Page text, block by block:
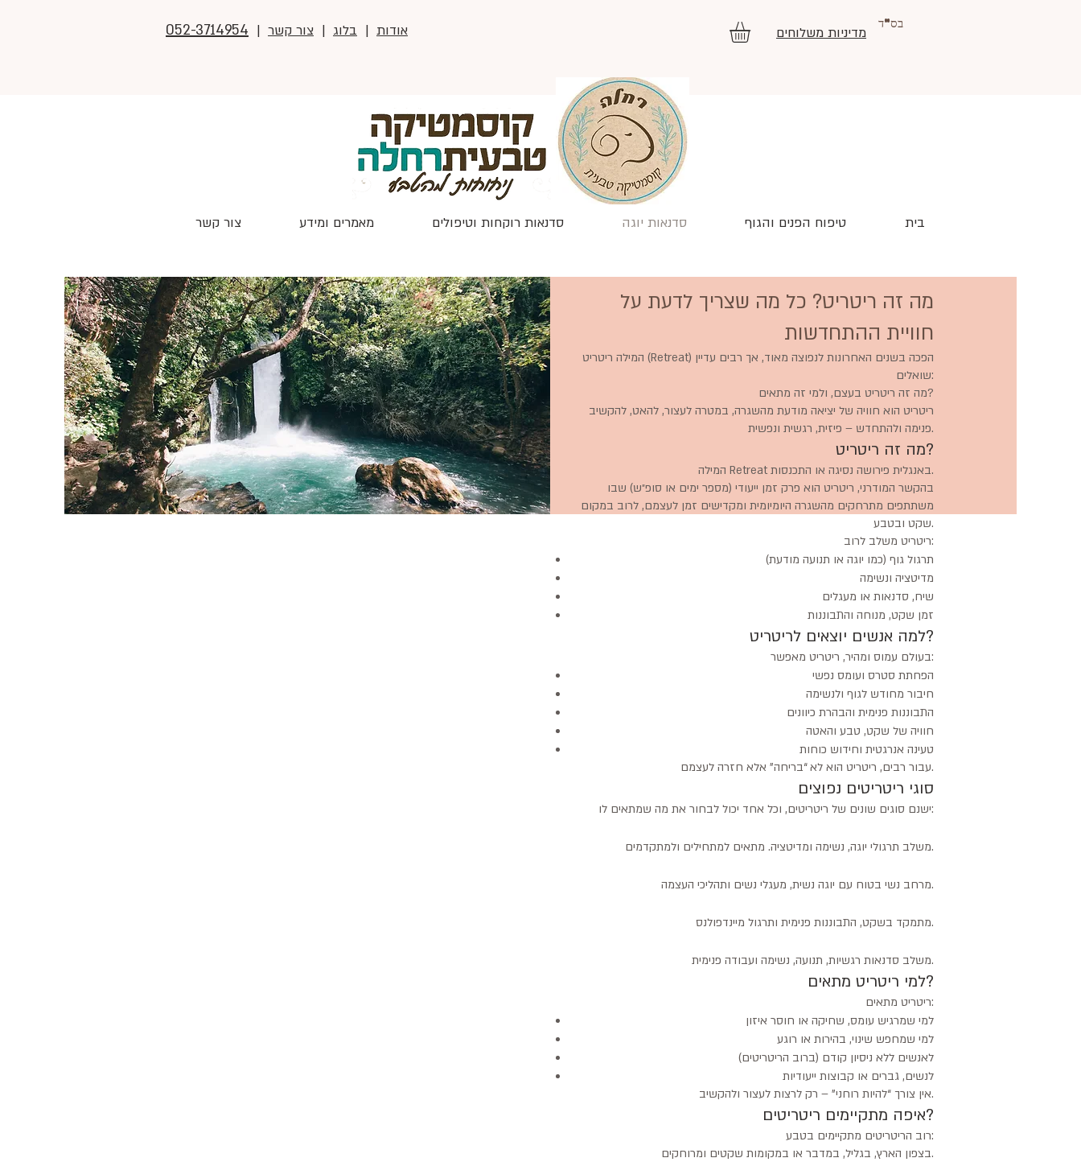
אודות | בלוג | צור קשר |
052-3714954 מדיניות משלוחים בס"ד
בית טיפוח הפנים והגוף סדנאות יוגה סדנאות רוקחות וטיפולים מאמרים ומידע צור קשר
מה זה ריטריט? כל מה שצריך לדעת על
חוויית ההתחדשות
המילה ריטריט (Retreat) הפכה בשנים האחרונות לנפוצה מאוד, אך רבים עדיין
שואלים:
מה זה ריטריט בעצם, ולמי זה מתאים?
ריטריט הוא חוויה של יציאה מודעת מהשגרה, במטרה לעצור, להאט, להקשיב
פנימה ולהתחדש – פיזית, רגשית ונפשית.
מה זה ריטריט?
המילה Retreat באנגלית פירושה נסיגה או התכנסות.
בהקשר המודרני, ריטריט הוא פרק זמן ייעודי (מספר ימים או סופ״ש) שבו
משתתפים מתרחקים מהשגרה היומיומית ומקדישים זמן לעצמם, לרוב במקום
שקט ובטבע.
ריטריט משלב לרוב:
תרגול גוף (כמו יוגה או תנועה מודעת)
מדיטציה ונשימה
שיח, סדנאות או מעגלים
זמן שקט, מנוחה והתבוננות
למה אנשים יוצאים לריטריט?
בעולם עמוס ומהיר, ריטריט מאפשר:
הפחתת סטרס ועומס נפשי
חיבור מחודש לגוף ולנשימה
התבוננות פנימית והבהרת כיוונים
חוויה של שקט, טבע והאטה
טעינה אנרגטית וחידוש כוחות
עבור רבים, ריטריט הוא לא “בריחה” אלא חזרה לעצמם.
סוגי ריטריטים נפוצים
ישנם סוגים שונים של ריטריטים, וכל אחד יכול לבחור את מה שמתאים לו:
משלב תרגולי יוגה, נשימה ומדיטציה. מתאים למתחילים ולמתקדמים.
מרחב נשי בטוח עם יוגה נשית, מעגלי נשים ותהליכי העצמה.
מתמקד בשקט, התבוננות פנימית ותרגול מיינדפולנס.
משלב סדנאות רגשיות, תנועה, נשימה ועבודה פנימית.
למי ריטריט מתאים?
ריטריט מתאים:
למי שמרגיש עומס, שחיקה או חוסר איזון
למי שמחפש שינוי, בהירות או רוגע
לאנשים ללא ניסיון קודם (ברוב הריטריטים)
לנשים, גברים או קבוצות ייעודיות
אין צורך “להיות רוחני” – רק לרצות לעצור ולהקשיב.
איפה מתקיימים ריטריטים?
רוב הריטריטים מתקיימים בטבע:
בצפון הארץ, בגליל, במדבר או במקומות שקטים ומרוחקים.